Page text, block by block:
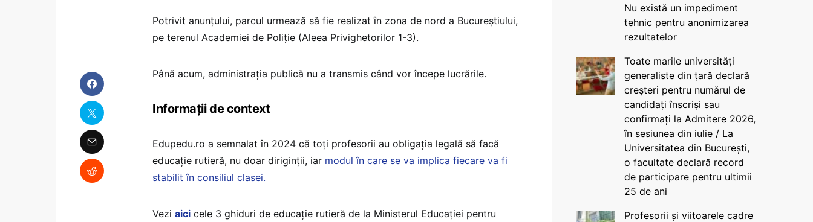
Potrivit anunțului, parcul urmează să fie realizat în zona de nord a Bucureștiului,
pe terenul Academiei de Poliție (Aleea Privighetorilor 1-3).
Până acum, administrația publică nu a transmis când vor începe lucrările.
Informații de context
Edupedu.ro a semnalat în 2024 că toți profesorii au obligația legală să facă
educație rutieră, nu doar diriginții, iar modul în care se va implica fiecare va fi
stabilit în consiliul clasei.
Vezi aici cele 3 ghiduri de educație rutieră de la Ministerul Educației pentru
Nu există un impediment
tehnic pentru anonimizarea
rezultatelor
Toate marile universități
generaliste din țară declară
creșteri pentru numărul de
candidați înscriși sau
confirmați la Admitere 2026,
în sesiunea din iulie / La
Universitatea din București,
o facultate declară record
de participare pentru ultimii
25 de ani
Profesorii și viitoarele cadre